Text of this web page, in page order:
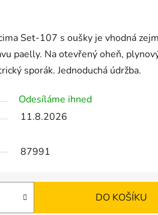
Set-107 s oušky je vhodná
paelly. Na otevřený oheň,
sporák. Jednoduchá údržba.
Odesíláme ihned
11.8.2026
87991
DO KOŠÍKU